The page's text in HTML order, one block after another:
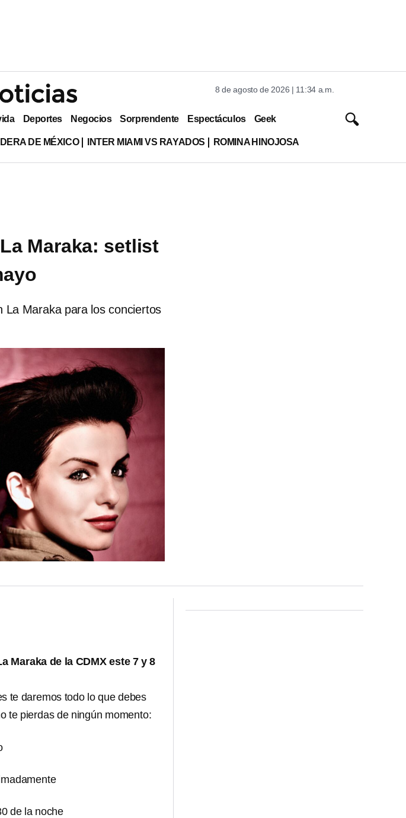
8 de agosto de 2026 | 11:34 a.m.
Deportes Negocios Sorprendente Espectáculos Geek
DE MÉXICO INTER MIAMI VS RAYADOS ROMINA HINOJOSA
Maraka: setlist
La Maraka para los conciertos
Maraka de la CDMX este 7 y 8
te daremos todo lo que debes
te pierdas de ningún momento:
de la noche